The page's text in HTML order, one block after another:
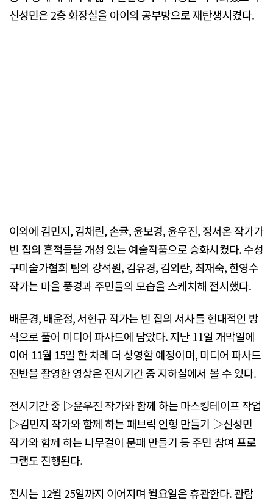
신성민은 2층 화장실을 아이의 공부방으로 재탄생시켰다.
이외에 김민지, 김채린, 손귤, 윤보경, 윤우진, 정서온 작가가
빈 집의 흔적들을 개성 있는 예술작품으로 승화시켰다. 수성
구미술가협회 팀의 강석원, 김유경, 김외란, 최재숙, 한영수
작가는 마을 풍경과 주민들의 모습을 스케치해 전시했다.
배문경, 배윤정, 서현규 작가는 빈 집의 서사를 현대적인 방
식으로 풀어 미디어 파사드에 담았다. 지난 11일 개막일에
이어 11월 15일 한 차례 더 상영할 예정이며, 미디어 파사드
전반을 촬영한 영상은 전시기간 중 지하실에서 볼 수 있다.
전시기간 중 ▷윤우진 작가와 함께 하는 마스킹테이프 작업
▷김민지 작가와 함께 하는 패브릭 인형 만들기 ▷신성민
작가와 함께 하는 나무걸이 문패 만들기 등 주민 참여 프로
그램도 진행된다.
전시는 12월 25일까지 이어지며 월요일은 휴관한다. 관람